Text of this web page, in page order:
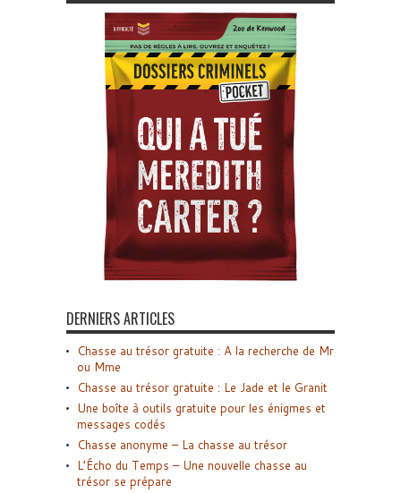
DERNIERS ARTICLES
Chasse au trésor gratuite : A la recherche de Mr
ou Mme
Chasse au trésor gratuite : Le Jade et le Granit
Une boîte à outils gratuite pour les énigmes et
messages codés
Chasse anonyme – La chasse au trésor
L’Écho du Temps – Une nouvelle chasse au
trésor se prépare